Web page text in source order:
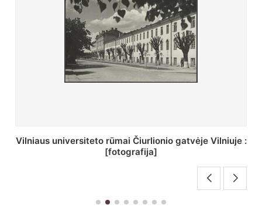
St. Batoro universiteto J. Pilsudskio kolegija :
[fotografija]